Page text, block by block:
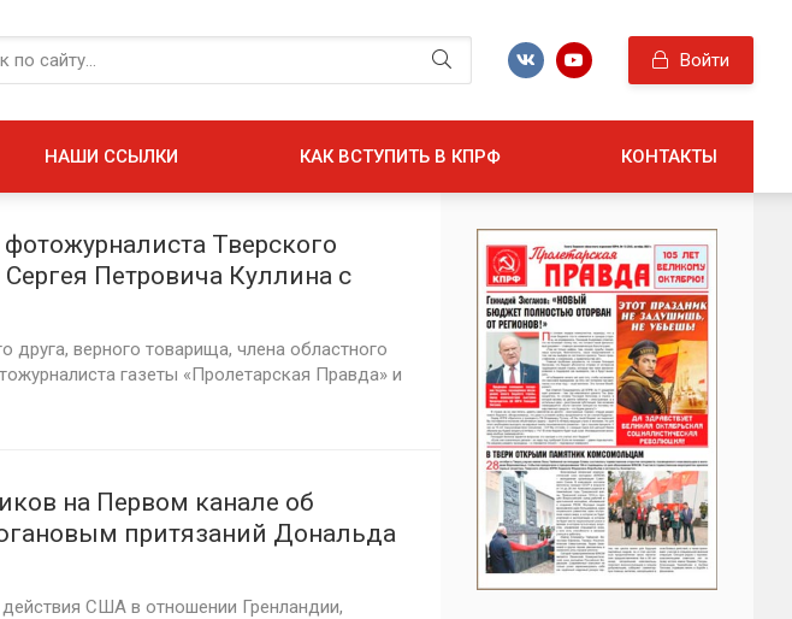
Войти
НАШИ ССЫЛКИ КАК ВСТУПИТЬ В КПРФ КОНТАКТЫ
Тверского
Петровича Куллина с
друга, верного товарища, члена областного
газеты «Пролетарская Правда» и
на Первом канале об
притязаний Дональда
упреках в адрес СССР
действия США в отношении Гренландии,